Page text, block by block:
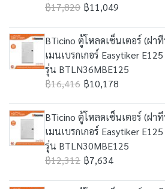
฿17,820 ฿11,049
BTicino ตู้โหลดเซ็นเตอร์ (ฝา
เมนเบรกเกอร์ Easytiker
รุ่น BTLN36MBE125
฿16,416 ฿10,178
BTicino ตู้โหลดเซ็นเตอร์ (ฝา
เมนเบรกเกอร์ Easytiker
รุ่น BTLN30MBE125
฿12,312 ฿7,634